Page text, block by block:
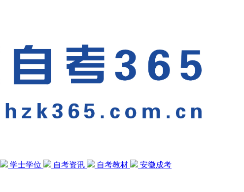
学士学位 自考资讯 自考教材
安徽成考